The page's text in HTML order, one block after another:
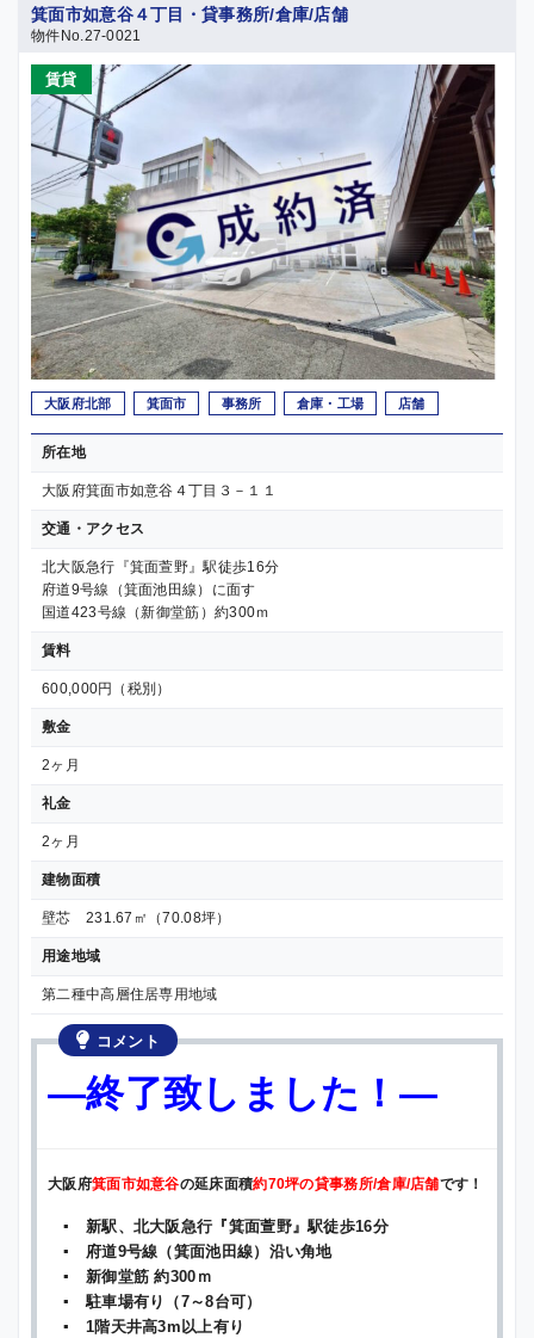
箕面市如意谷４丁目・貸事務所/倉庫/店舗
物件No.27-0021
賃貸
大阪府北部 箕面市 事務所 倉庫・工場 店舗
所在地
大阪府箕面市如意谷４丁目３－１１
交通・アクセス
北大阪急行『箕面萱野』駅徒歩16分
府道9号線（箕面池田線）に面す
国道423号線（新御堂筋）約300ｍ
賃料
600,000円（税別）
敷金
2ヶ月
礼金
2ヶ月
建物面積
壁芯 231.67㎡（70.08坪）
用途地域
第二種中高層住居専用地域
コメント
—終了致しました！—
大阪府箕面市如意谷の延床面積約70坪の貸事務所/倉庫/店舗です！
▪ 新駅、北大阪急行『箕面萱野』駅徒歩16分
▪ 府道9号線（箕面池田線）沿い角地
▪ 新御堂筋 約300ｍ
▪ 駐車場有り（7～8台可）
▪ 1階天井高3m以上有り